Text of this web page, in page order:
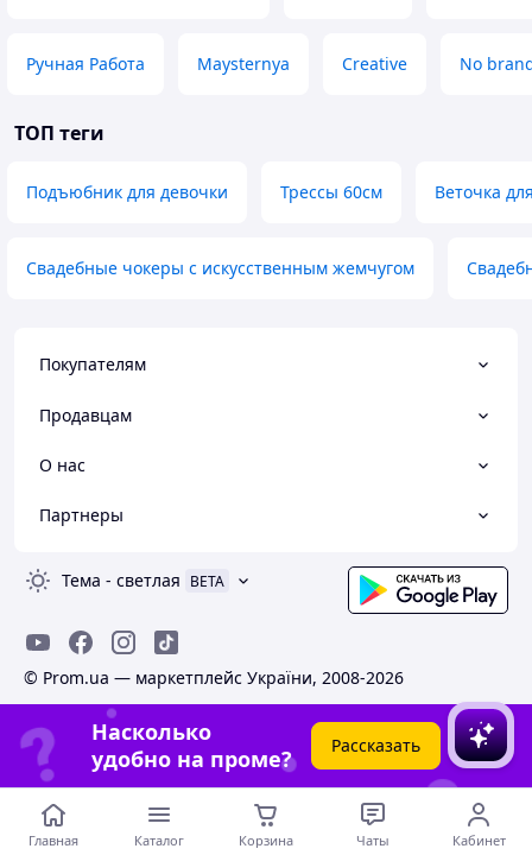
Ручная Работа Maysternya Creative No
ТОП теги
Подъюбник для девочки Трессы 60см Веточка
Свадебные чокеры с искусственным жемчугом
Покупателям
Продавцам
О нас
Партнеры
Тема - светлая BETA
© Prom.ua — маркетплейс України, 2008-2026
Насколько
удобно на проме?
Рассказать
Главная Каталог Корзина Чаты Кабинет